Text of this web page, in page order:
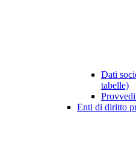
Dati
tabelle)
Enti di diritto